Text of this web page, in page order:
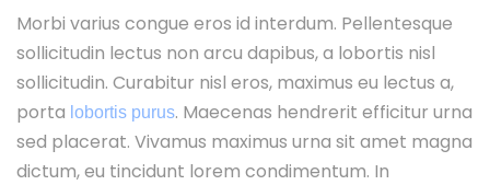
Morbi varius congue eros id interdum. Pellentesque
sollicitudin lectus non arcu dapibus, a lobortis nisl
sollicitudin. Curabitur nisl eros, maximus eu lectus a,
porta lobortis purus. Maecenas hendrerit efficitur urna
sed placerat. Vivamus maximus urna sit amet magna
dictum, eu tincidunt lorem condimentum. In